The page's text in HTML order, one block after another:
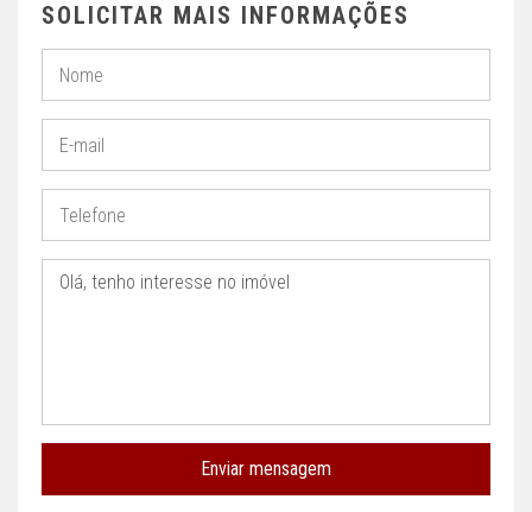
SOLICITAR MAIS INFORMAÇÕES
Enviar mensagem